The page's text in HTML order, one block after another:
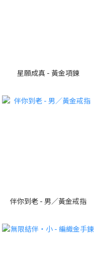
星願成真 - 黃金項鍊
伴你到老 - 男／黃金戒指